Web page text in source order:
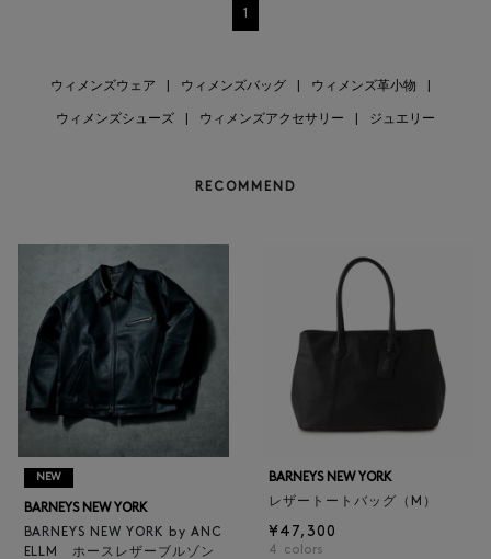
1
ウィメンズウェア ウィメンズバッグ ウィメンズ革小物
ウィメンズシューズ ウィメンズアクセサリー ジュエリー
RECOMMEND
NEW
BARNEYS NEW YORK
BARNEYS NEW YORK by ANC
ELLM ホースレザーブルゾン
BARNEYS NEW YORK
レザートートバッグ（M）
¥47,300
4 colors